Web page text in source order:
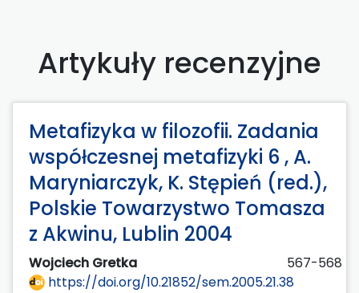
Artykuły recenzyjne
Metafizyka w filozofii. Zadania
współczesnej metafizyki 6 , A.
Maryniarczyk, K. Stępień (red.),
Polskie Towarzystwo Tomasza
z Akwinu, Lublin 2004
Wojciech Gretka
567-568
https://doi.org/10.21852/sem.2005.21.38